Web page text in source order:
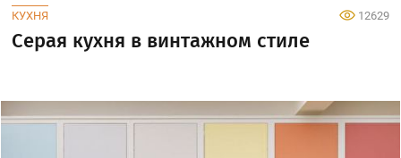
КУХНЯ 12629
Серая кухня в винтажном стиле